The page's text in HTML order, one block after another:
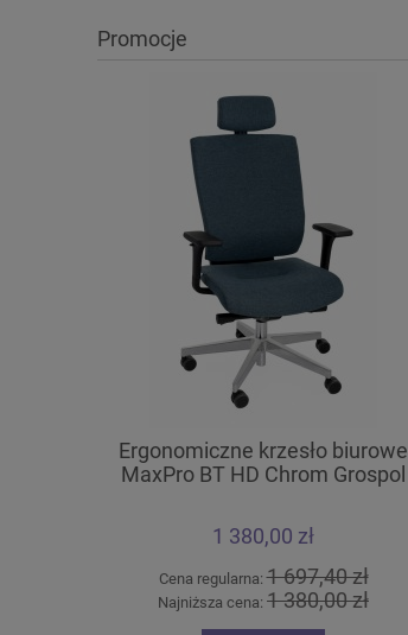
Promocje
Ergonomiczne krzesło biurowe
MaxPro BT HD Chrom Grospol
1 380,00 zł
Cena regularna:1 697,40 zł
Najniższa cena: 1 380,00 zł